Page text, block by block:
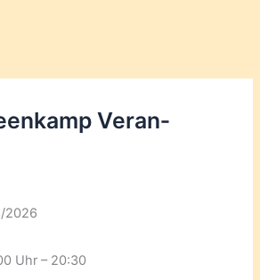
Veran­
2026
Uhr – 20:30